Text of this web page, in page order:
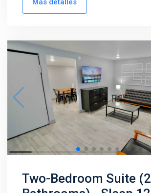
Más detalles
Two-Bedroom Suite (2